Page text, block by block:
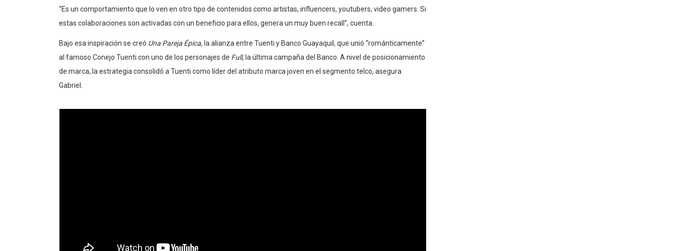
“Es un comportamiento que lo ven en otro tipo de contenidos como artistas, influencers, youtubers, video gamers. Si
estas colaboraciones son activadas con un beneficio para ellos, genera un muy buen recall”, cuenta.
Bajo esa inspiración se creó Una Pareja Épica, la alianza entre Tuenti y Banco Guayaquil, que unió “románticamente”
al famoso Conejo Tuenti con uno de los personajes de Full, la última campaña del Banco. A nivel de posicionamiento
de marca, la estrategia consolidó a Tuenti como líderdel atributo marca joven en el segmento telco, asegura
Gabriel.